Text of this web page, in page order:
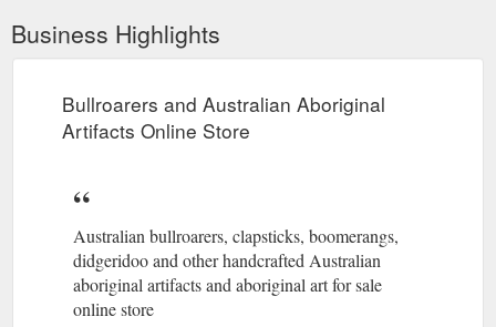
Business Highlights
Bullroarers and Australian Aboriginal
Artifacts Online Store
Australian bullroarers, clapsticks, boomerangs,
didgeridoo and other handcrafted Australian
aboriginal artifacts and aboriginal art for sale
online store